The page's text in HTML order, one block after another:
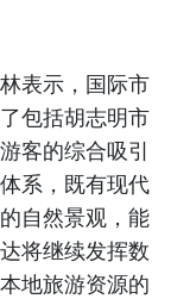
表示，国际市
包括胡志明市
客的综合吸引
系，既有现代
自然景观，能
将继续发挥数
地旅游资源的